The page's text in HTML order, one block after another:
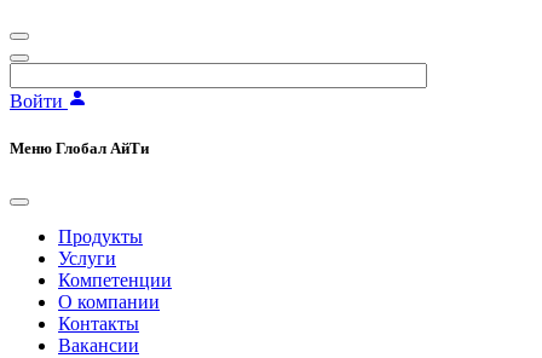
Войти
Меню Глобал АйТи
Продукты
Услуги
Компетенции
О компании
Контакты
Вакансии